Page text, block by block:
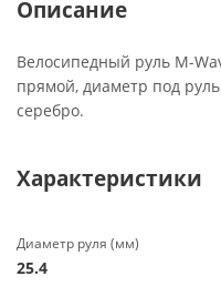
Описание
Велосипедный руль M-
прямой, диаметр под
серебро.
Характеристики
Диаметр руля (мм)
25.4